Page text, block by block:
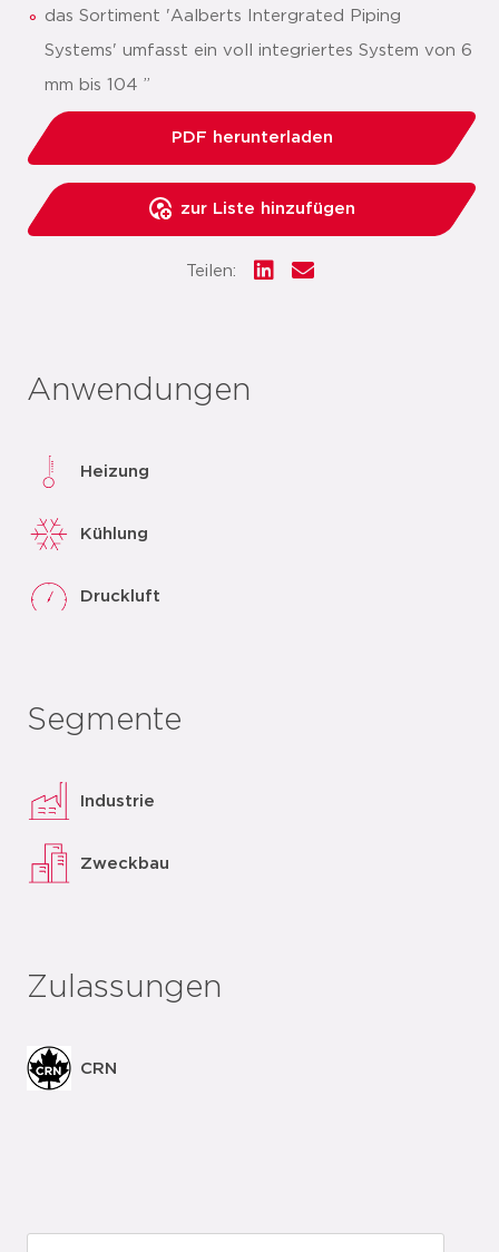
das Sortiment 'Aalberts Intergrated Piping
Systems' umfasst ein voll integriertes System von 6
mm bis 104 ”
PDF herunterladen
zur Liste hinzufügen
Teilen:
Anwendungen
Heizung
Kühlung
Druckluft
Segmente
Industrie
Zweckbau
Zulassungen
CRN